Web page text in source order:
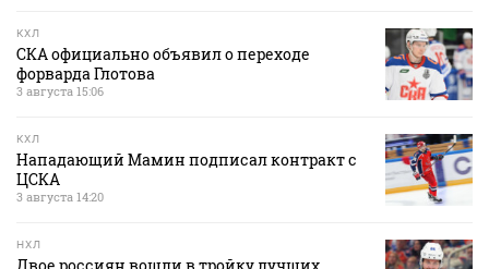
КХЛ
СКА официально объявил о переходе
форварда Глотова
3 августа 15:06
КХЛ
Нападающий Мамин подписал контракт с
ЦСКА
3 августа 14:20
НХЛ